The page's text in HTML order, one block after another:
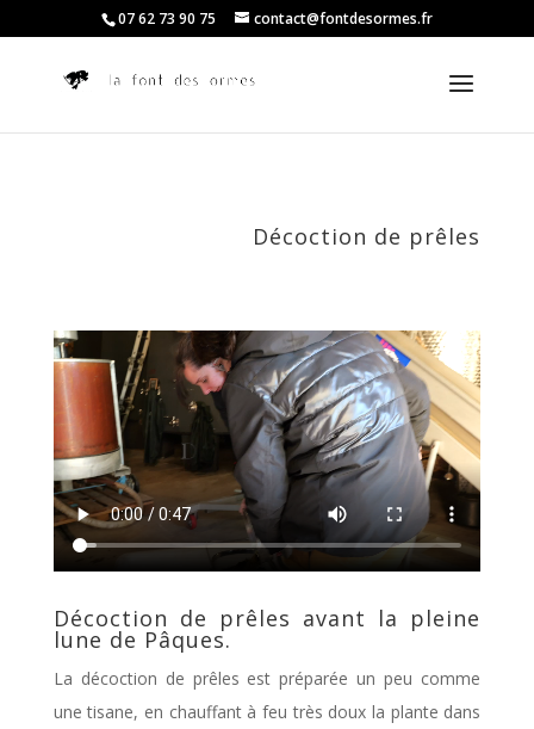
07 62 73 90 75 contact@fontdesormes.fr
Décoction de prêles
Décoction de prêles avant la pleine
lune de Pâques.
La décoction de prêles est préparée un peu comme
une tisane, en chauffant à feu très doux la plante dans